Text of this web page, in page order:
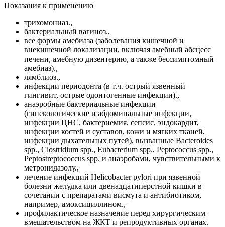
Показания к применению
трихомониаз.,
бактериальный вагиноз.,
все формы амебиаза (заболевания кишечной и
внекишечной локализации, включая амебный абсцесс
печени, амебную дизентерию, а также бессимптомный
амебиаз).,
лямблиоз.,
инфекции периодонта (в т.ч. острый язвенный
гингивит, острые одонтогенные инфекции).,
анаэробные бактериальные инфекции
(гинекологические и абдоминальные инфекции,
инфекции ЦНС, бактериемия, сепсис, эндокардит,
инфекции костей и суставов, кожи и мягких тканей,
инфекции дыхательных путей), вызванные Bacteroides
spp., Clostridium spp., Eubacterium spp., Peptococcus spp.,
Peptostreptococcus spp. и анаэробами, чувствительными к
метронидазолу.,
лечение инфекций Helicobacter pylori при язвенной
болезни желудка или двенадцатиперстной кишки в
сочетании с препаратами висмута и антибиотиком,
например, амоксициллином.,
профилактическое назначение перед хирургическим
вмешательством на ЖКТ и репродуктивных органах.